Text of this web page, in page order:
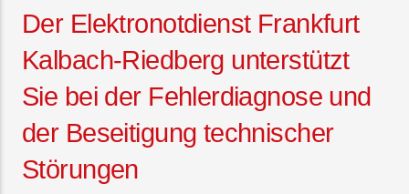
Der Elektronotdienst Frankfurt
Kalbach-Riedberg unterstützt
Sie bei der Fehlerdiagnose und
der Beseitigung technischer
Störungen